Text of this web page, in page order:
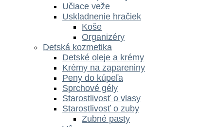
Učiace veže
Uskladnenie hračiek
Koše
Organizéry
Detská kozmetika
Detské oleje a krémy
Krémy na zapareniny
Peny do kúpeľa
Sprchové gély
Starostlivosť o vlasy
Starostlivosť o zuby
Zubné pasty